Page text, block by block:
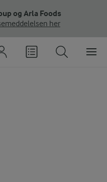
og Arla Foods
her